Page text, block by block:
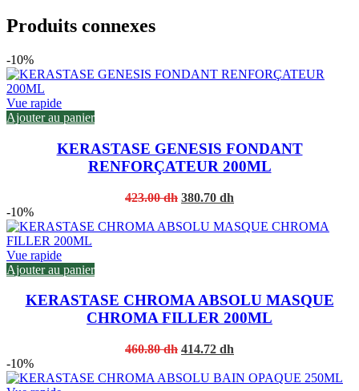
Produits connexes
-10%
Vue rapide
Ajouter au panier
KERASTASE GENESIS FONDANT
RENFORÇATEUR 200ML
423.00dh Original
was:
380.70 dh
is:
-10%
Vue rapide
Ajouter au panier
KERASTASE CHROMA ABSOLU MASQUE
CHROMA FILLER 200ML
460.80dh Original
was:
414.72 dh
is:
-10%